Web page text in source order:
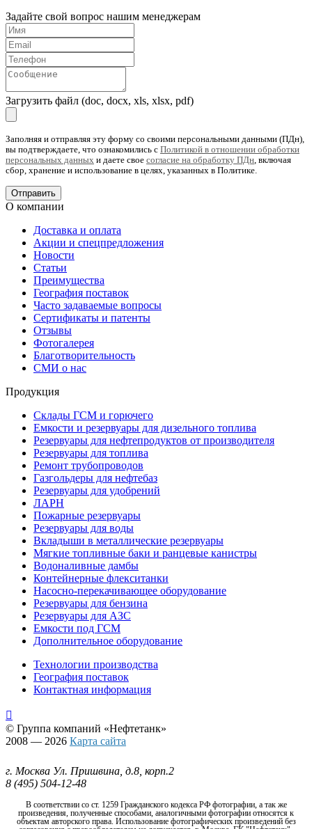
Задайте свой вопрос нашим менеджерам
Загрузить файл (doc, docx, xls, xlsx, pdf)
Заполняя и отправляя эту форму со своими персональными данными (ПДн),
вы подтверждаете, что ознакомились с Политикой в отношении обработки
персональных данных и даете свое согласие на обработку ПДн, включая
сбор, хранение и использование в целях, указанных в Политике.
О компании
Доставка и оплата
Акции и спецпредложения
Новости
Статьи
Преимущества
География поставок
Часто задаваемые вопросы
Сертификаты и патенты
Отзывы
Фотогалерея
Благотворительность
СМИ о нас
Продукция
Склады ГСМ и горючего
Емкости и резервуары для дизельного топлива
Резервуары для нефтепродуктов от производителя
Резервуары для топлива
Ремонт трубопроводов
Газгольдеры для нефтебаз
Резервуары для удобрений
ЛАРН
Пожарные резервуары
Резервуары для воды
Вкладыши в металлические резервуары
Мягкие топливные баки и ранцевые канистры
Водоналивные дамбы
Контейнерные флекситанки
Насосно-перекачивающее оборудование
Резервуары для бензина
Резервуары для АЗС
Емкости под ГСМ
Дополнительное оборудование
Технологии производства
География поставок
Контактная информация

© Группа компаний «Нефтетанк»
2008 — 2026 Карта сайта
г. Москва Ул. Пришвина, д.8, корп.2
8 (495) 504-12-48
В соответствии со ст. 1259 Гражданского кодекса РФ фотографии, а так же
произведения, полученные способами, аналогичными фотографии относятся к
объектам авторского права. Использование фотографических произведений без